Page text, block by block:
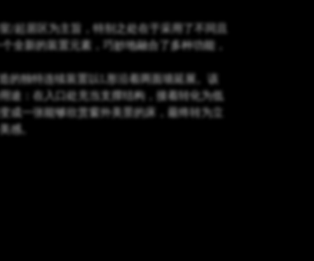
/起居区为主旨，特别之处在于采用了不同且
全新的装置元素，巧妙地融合了多种功能，
的独特连续装置以L形沿着两面墙延展。该
途：在入口处充当支撑结构，接着转化为低
成一张能够欣赏窗外美景的床，最终转为立
感。